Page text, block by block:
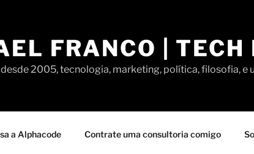
FRANCO | TECH
2005, tecnologia, marketing, política, filosofia, e
a Alphacode Contrate uma consultoria comigo